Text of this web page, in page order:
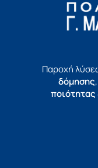
Παροχή
δόμησης
ποιότητας